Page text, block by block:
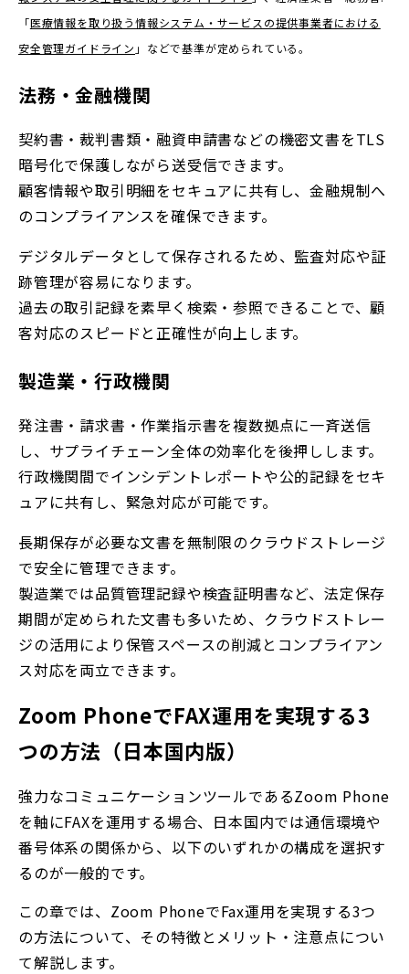
「医療情報を取り扱う情報システム・サービスの提供事業者における
安全管理ガイドライン 」 などで基準が定められている。
法務・金融機関
契約書・裁判書類・融資申請書などの機密文書をTLS
暗号化で保護しながら送受信できます。
顧客情報や取引明細をセキュアに共有し、金融規制へ
のコンプライアンスを確保できます。
デジタルデータとして保存されるため、監査対応や証
跡管理が容易になります。
過去の取引記録を素早く検索・参照できることで、顧
客対応のスピードと正確性が向上します。
製造業・行政機関
発注書・請求書・作業指示書を複数拠点に一斉送信
し、サプライチェーン全体の効率化を後押しします。
行政機関間でインシデントレポートや公的記録をセキ
ュアに共有し、緊急対応が可能です。
長期保存が必要な文書を無制限のクラウドストレージ
で安全に管理できます。
製造業では品質管理記録や検査証明書など、法定保存
期間が定められた文書も多いため、クラウドストレー
ジの活用により保管スペースの削減とコンプライアン
ス対応を両立できます。
Zoom PhoneでFAX運用を実現する3
つの方法（日本国内版）
強力なコミュニケーションツールであるZoom Phone
を軸にFAXを運用する場合、日本国内では通信環境や
番号体系の関係から、以下のいずれかの構成を選択す
るのが一般的です。
この章では、Zoom PhoneでFax運用を実現する3つ
の方法について、その特徴とメリット・注意点につい
て解説します。